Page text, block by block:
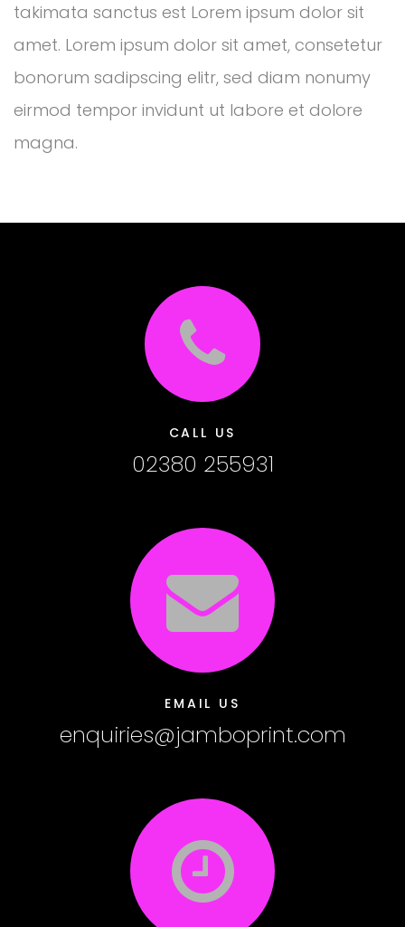
takimata sanctus est Lorem ipsum dolor sit
amet. Lorem ipsum dolor sit amet, consetetur
bonorum sadipscing elitr, sed diam nonumy
eirmod tempor invidunt ut labore et dolore
magna.
CALL US
02380 255931
EMAIL US
enquiries@jamboprint.com